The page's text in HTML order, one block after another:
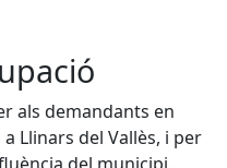
als demandants en
Llinars del Vallès, i per